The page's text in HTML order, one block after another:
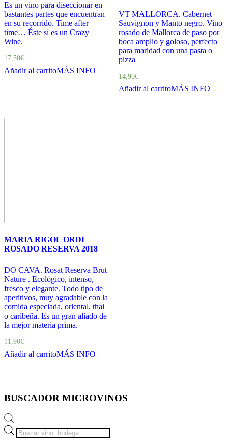
Es un vino para diseccionar en
bastantes partes que encuentran
en su recorrido. Time after
time… Éste sí es un Crazy
Wine.
17,50€
Añadir al carritoMÁS INFO
VT MALLORCA. Cabernet
Sauvignon y Manto negro. Vino
rosado de Mallorca de paso por
boca amplio y goloso, perfecto
para maridad con una pasta o
pizza
14,90€
Añadir al carritoMÁS INFO
MARIA RIGOL ORDI
ROSADO RESERVA 2018
DO CAVA. Rosat Reserva Brut
Nature . Ecológico, intenso,
fresco y elegante. Todo tipo de
aperitivos, muy agradable con la
comida especiada, oriental, thai
o caribeña. Es un gran aliado de
la mejor materia prima.
11,90€
Añadir al carritoMÁS INFO
BUSCADOR MICROVINOS
Búsqueda